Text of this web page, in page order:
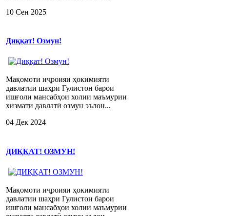
10 Сен 2025
Диққат! Озмун!
Мақомоти иҷроияи ҳокимияти
давлатии шаҳри Гулистон барои
ишғоли мансабҳои холии маъмурии
хизмати давлатӣ озмун эълон...
04 Дек 2024
ДИҚҚАТ! ОЗМУН!
Мақомоти иҷроияи ҳокимияти
давлатии шаҳри Гулистон барои
ишғоли мансабҳои холии маъмурии